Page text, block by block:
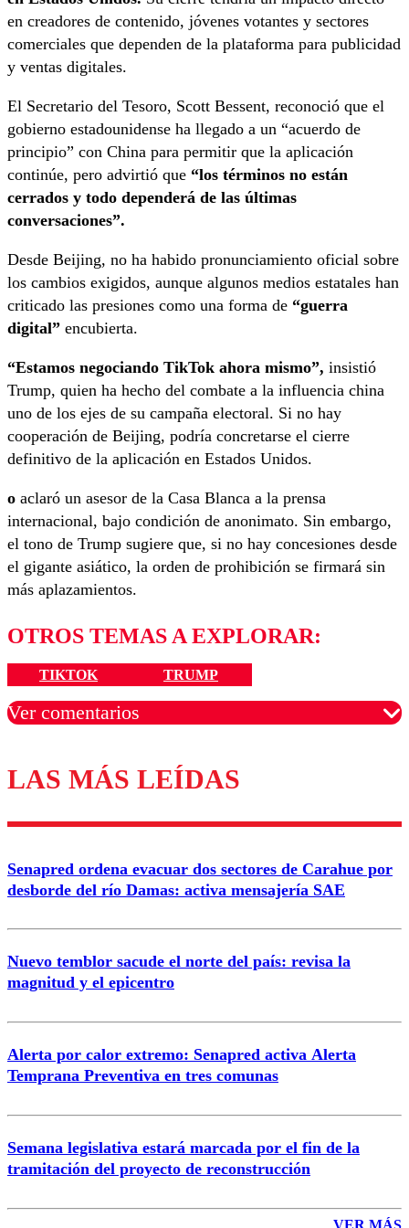
en creadores de contenido, jóvenes votantes y sectores
comerciales que dependen de la plataforma para publicidad
y ventas digitales.
El Secretario del Tesoro, Scott Bessent, reconoció que el
gobierno estadounidense ha llegado a un “acuerdo de
principio” con China para permitir que la aplicación
continúe, pero advirtió que “los términos no están
cerrados y todo dependerá de las últimas
conversaciones”.
Desde Beijing, no ha habido pronunciamiento oficial sobre
los cambios exigidos, aunque algunos medios estatales han
criticado las presiones como una forma de “guerra
digital” encubierta.
“Estamos negociando TikTok ahora mismo”, insistió
Trump, quien ha hecho del combate a la influencia china
uno de los ejes de su campaña electoral. Si no hay
cooperación de Beijing, podría concretarse el cierre
definitivo de la aplicación en Estados Unidos.
o aclaró un asesor de la Casa Blanca a la prensa
internacional, bajo condición de anonimato. Sin embargo,
el tono de Trump sugiere que, si no hay concesiones desde
el gigante asiático, la orden de prohibición se firmará sin
más aplazamientos.
OTROS TEMAS A EXPLORAR:
TIKTOK TRUMP
Ver comentarios
Los comentarios son moderados para garantizar un
diálogo respetuoso.
Correo
LAS MÁS LEÍDAS
Senapred ordena evacuar dos sectores de Carahue por
desborde del río Damas: activa mensajería SAE
Nuevo temblor sacude el norte del país: revisa la
magnitud y el epicentro
Alerta por calor extremo: Senapred activa Alerta
Temprana Preventiva en tres comunas
Semana legislativa estará marcada por el fin de la
tramitación del proyecto de reconstrucción